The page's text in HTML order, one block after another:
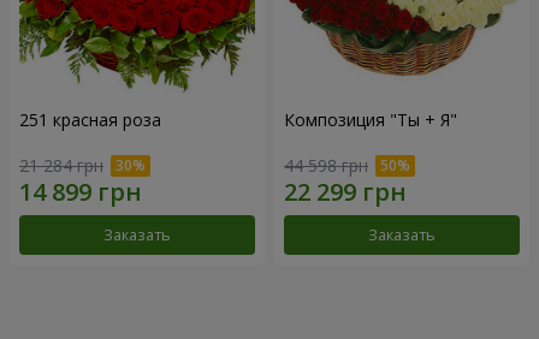
251 красная роза
21 284 грн
Заказать
Композиция "Ты + Я"
44 598 грн
Заказать